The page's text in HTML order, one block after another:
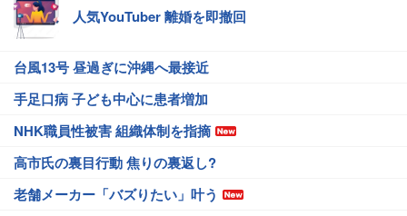
人気YouTuber 離婚を即撤回
台風13号 昼過ぎに沖縄へ最接近
手足口病 子ども中心に患者増加
NHK職員性被害 組織体制を指摘
高市氏の裏目行動 焦りの裏返し?
老舗メーカー「バズりたい」叶う